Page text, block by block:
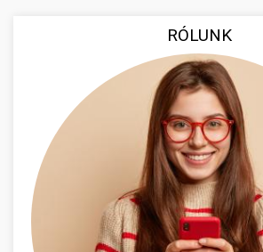
RÓLUNK